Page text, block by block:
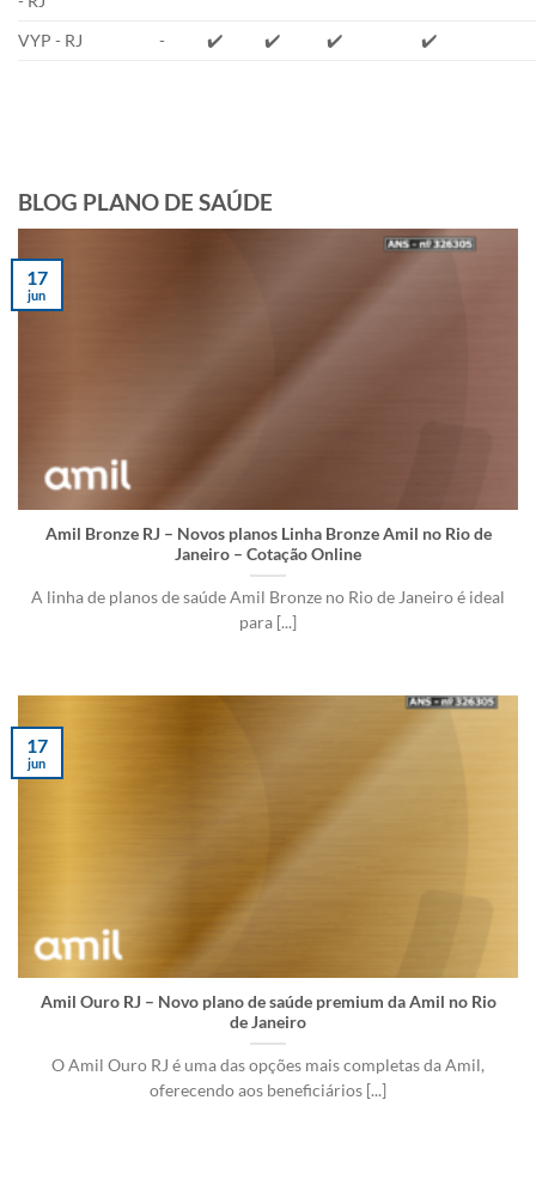
VYP - RJ - ✔️ ✔️ ✔️ ✔️
BLOG PLANO DE SAÚDE
Amil Bronze RJ – Novos planos Linha Bronze Amil no Rio de
Janeiro – Cotação Online
A linha de planos de saúde Amil Bronze no Rio de Janeiro é ideal
para [...]
17
jun
Amil Ouro RJ – Novo plano de saúde premium da Amil no Rio
de Janeiro
O Amil Ouro RJ é uma das opções mais completas da Amil,
oferecendo aos beneficiários [...]
17
jun